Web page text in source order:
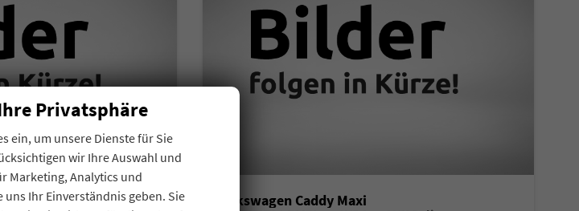
Volkswagen Caddy Maxi
Privatsphäre
ein, um unsere Dienste für Sie
wir Ihre Auswahl und
Marketing, Analytics und
Ihr Einverständnis geben. Sie